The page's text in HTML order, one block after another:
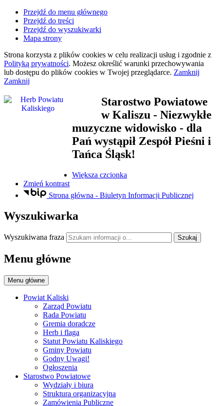
Przejdź do menu głównego
Przejdź do treści
Przejdź do wyszukiwarki
Mapa strony
Strona korzysta z plików cookies w celu realizacji usług i zgodnie z
Polityką prywatności. Możesz określić warunki przechowywania
lub dostępu do plików cookies w Twojej przeglądarce. Zamknij
Zamknij
Starostwo Powiatowe
w Kaliszu - Niezwykłe
muzyczne widowisko - dla
Pań wystąpił Zespół Pieśni i
Tańca Śląsk!
Większa czcionka
Zmień kontrast
Strona główna - Biuletyn Informacji Publicznej
Wyszukiwarka
Wyszukiwana fraza Szukaj
Menu główne
Menu główne
Powiat Kaliski
Zarząd Powiatu
Rada Powiatu
Gremia doradcze
Herb i flaga
Statut Powiatu Kaliskiego
Gminy Powiatu
Godny Uwagi!
Ogłoszenia
Starostwo Powiatowe
Wydziały i biura
Struktura organizacyjna
Zamówienia Publiczne